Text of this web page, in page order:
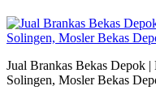
Jual Brankas Bekas Depok |
Solingen, Mosler Bekas